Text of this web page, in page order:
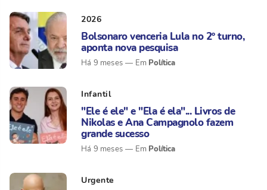
2026
Bolsonaro venceria Lula no 2º turno,
aponta nova pesquisa
Há 9 meses Política
Infantil
"Ele é ele" e "Ela é ela"... Livros de
Nikolas e Ana Campagnolo fazem
grande sucesso
Há 9 meses Política
Urgente